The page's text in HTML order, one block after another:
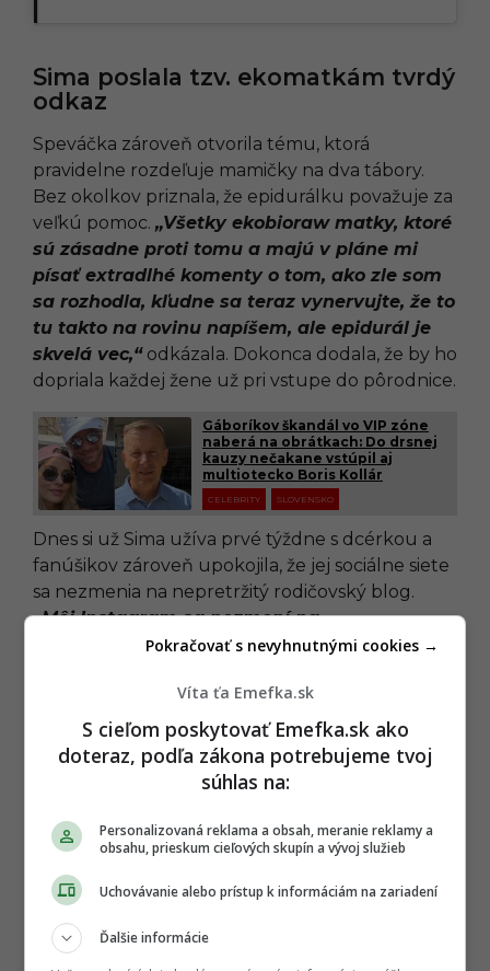
Sima poslala tzv. ekomatkám tvrdý
odkaz
Speváčka zároveň otvorila tému, ktorá
pravidelne rozdeľuje mamičky na dva tábory.
Bez okolkov priznala, že epidurálku považuje za
veľkú pomoc. „Všetky ekobioraw matky, ktoré
sú zásadne proti tomu a majú v pláne mi
písať extradlhé komenty o tom, ako zle som
sa rozhodla, kľudne sa teraz vynervujte, že to
tu takto na rovinu napíšem, ale epidurál je
skvelá vec,“odkázala. Dokonca dodala, že by ho
dopriala každej žene už pri vstupe do pôrodnice.
Gáboríkov škandál vo VIP zóne
naberá na obrátkach: Do drsnej
kauzy nečakane vstúpil aj
multiotecko Boris Kollár
CELEBRITY SLOVENSKO
Dnes si už Sima užíva prvé týždne s dcérkou a
fanúšikov zároveň upokojila, že jej sociálne siete
sa nezmenia na nepretržitý rodičovský blog.
„Môj Instagram sa nezmení na
‚maminkovský denník‘ o prvých prdíkoch,
napísala na Instagrame. Zdá sa teda, že
aj ako mama si chce zachovať svoj typický štýl a
pokračovať v tom, čo ju preslávilo.
Súhlasíš s jej názorom na
epidurálku?
Áno
Nie
Víta ťa Emefka.sk
S cieľom poskytovať Emefka.sk ako
doteraz, podľa zákona potrebujeme tvoj
súhlas na:
Personalizovaná reklama a obsah, meranie reklamy a
obsahu, prieskum cieľových skupín a vývoj služieb
Uchovávanie alebo prístup k informáciám na zariadení
Ďalšie informácie
Pokračovať s nevyhnutnými cookies →